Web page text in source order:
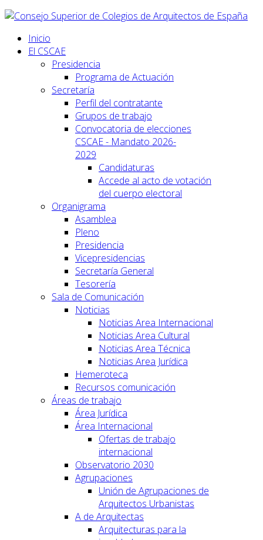
Inicio
El CSCAE
Presidencia
Programa de Actuación
Secretaría
Perfil del contratante
Grupos de trabajo
Convocatoria de elecciones
CSCAE - Mandato 2026-
2029
Candidaturas
Accede al acto de votación
del cuerpo electoral
Organigrama
Asamblea
Pleno
Presidencia
Vicepresidencias
Secretaría General
Tesorería
Sala de Comunicación
Noticias
Noticias Area Internacional
Noticias Area Cultural
Noticias Area Técnica
Noticias Area Jurídica
Hemeroteca
Recursos comunicación
Áreas de trabajo
Área Jurídica
Área Internacional
Ofertas de trabajo
internacional
Observatorio 2030
Agrupaciones
Unión de Agrupaciones de
Arquitectos Urbanistas
A de Arquitectas
Arquitecturas para la